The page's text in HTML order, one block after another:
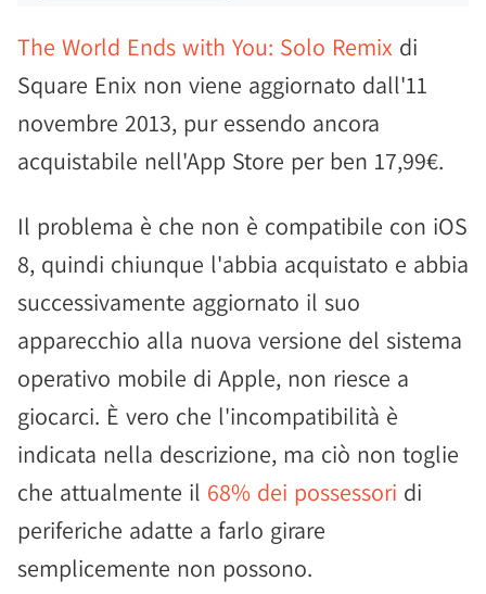
The World Ends with You: Solo Remix di
Square Enix non viene aggiornato dall'11
novembre 2013, pur essendo ancora
acquistabile nell'App Store per ben 17,99€.
Il problema è che non è compatibile con iOS
8, quindi chiunque l'abbia acquistato e abbia
successivamente aggiornato il suo
apparecchio alla nuova versione del sistema
operativo mobile di Apple, non riesce a
giocarci. È vero che l'incompatibilità è
indicata nella descrizione, ma ciò non toglie
che attualmente il 68% dei possessori di
periferiche adatte a farlo girare
semplicemente non possono.